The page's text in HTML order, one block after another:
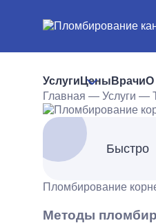
Услуги Цены ВрачиО
Главная — Услуги —
Быстро
Пломбирование
Методы